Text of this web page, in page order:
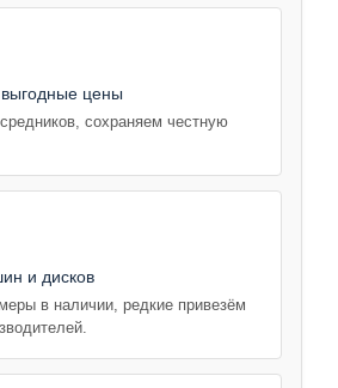
выгодные цены
сохраняем честную
и дисков
в наличии, редкие привезём